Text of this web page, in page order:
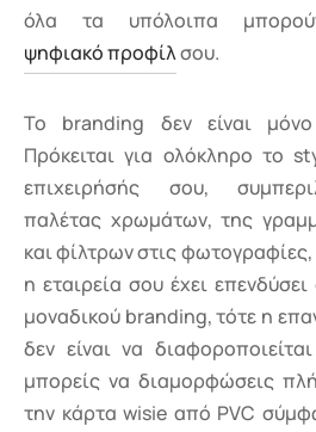
όλα τα υπόλοιπα
ψηφιακό προφίλσου.
Το branding δεν είναι
Πρόκειται για ολόκληρο το
επιχειρήσής σου,
παλέτας χρωμάτων, της
και φίλτρων στις
η εταιρεία σου έχει
μοναδικού branding, τότε η
δεν είναι να
μπορείς να διαμορφώσεις
την κάρτα wisie από PVC